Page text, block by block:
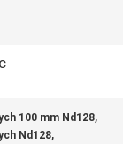
100 mm Nd128,
Nd128,